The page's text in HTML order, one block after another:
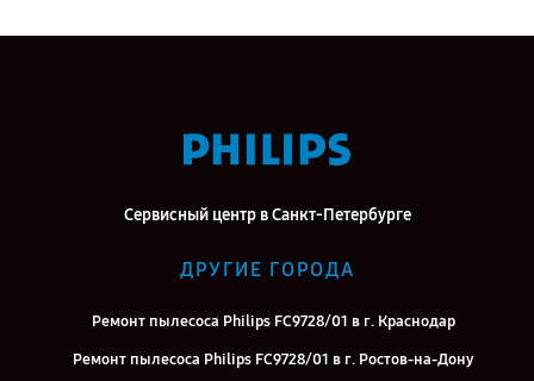
Сервисный центр в Санкт-Петербурге
ДРУГИЕ ГОРОДА
Ремонт пылесоса Philips FC9728/01 в г. Краснодар
Ремонт пылесоса Philips FC9728/01 в г. Ростов-на-Дону